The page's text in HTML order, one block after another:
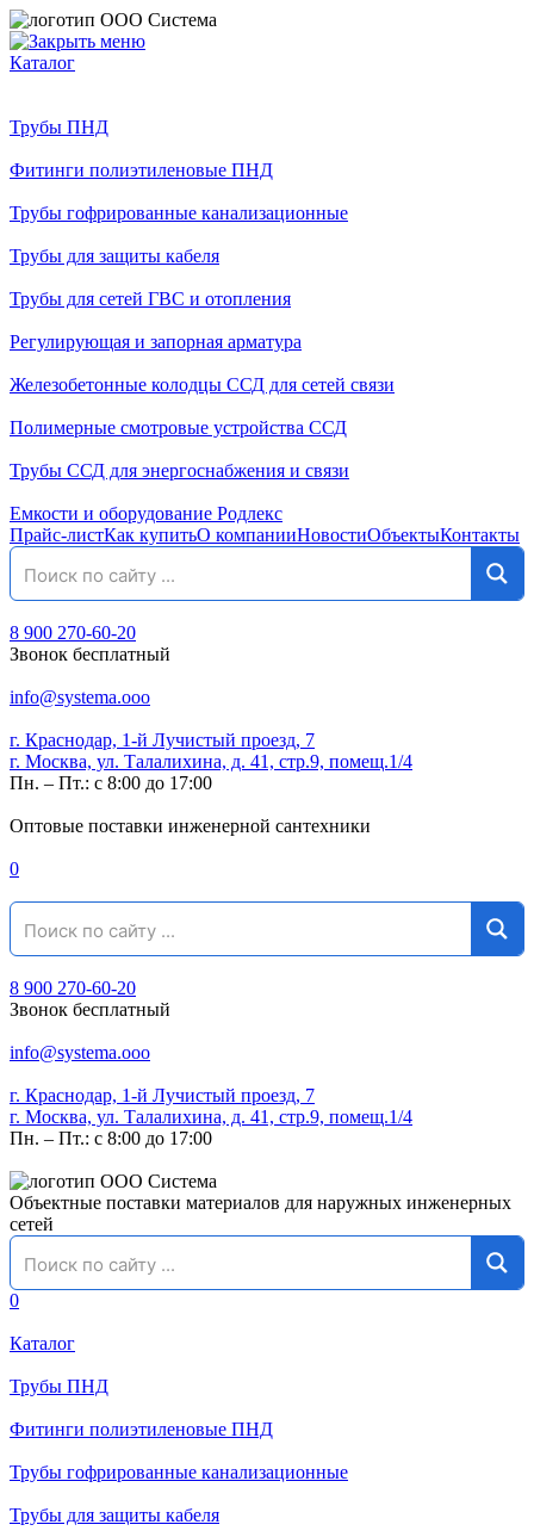
Каталог
Трубы ПНД
Фитинги полиэтиленовые ПНД
Трубы гофрированные канализационные
Трубы для защиты кабеля
Трубы для сетей ГВС и отопления
Регулирующая и запорная арматура
Железобетонные колодцы ССД для сетей связи
Полимерные смотровые устройства ССД
Трубы ССД для энергоснабжения и связи
Емкости и оборудование Родлекс
Прайс-листКак купитьО компанииНовостиОбъектыКонтакты
8 900 270-60-20
Звонок бесплатный
info@systema.ooo
г. Краснодар, 1-й Лучистый проезд, 7
г. Москва, ул. Талалихина, д. 41, стр.9, помещ.1/4
Пн. – Пт.: с 8:00 до 17:00
Оптовые поставки инженерной сантехники
0
8 900 270-60-20
Звонок бесплатный
info@systema.ooo
г. Краснодар, 1-й Лучистый проезд, 7
г. Москва, ул. Талалихина, д. 41, стр.9, помещ.1/4
Пн. – Пт.: с 8:00 до 17:00
Объектные поставки материалов для наружных инженерных
сетей
0
Каталог
Трубы ПНД
Фитинги полиэтиленовые ПНД
Трубы гофрированные канализационные
Трубы для защиты кабеля